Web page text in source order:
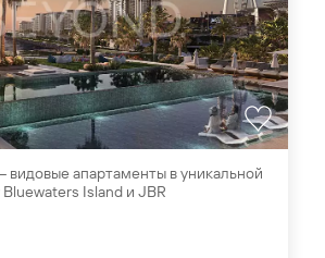
видовые апартаменты в уникальной
Island и JBR